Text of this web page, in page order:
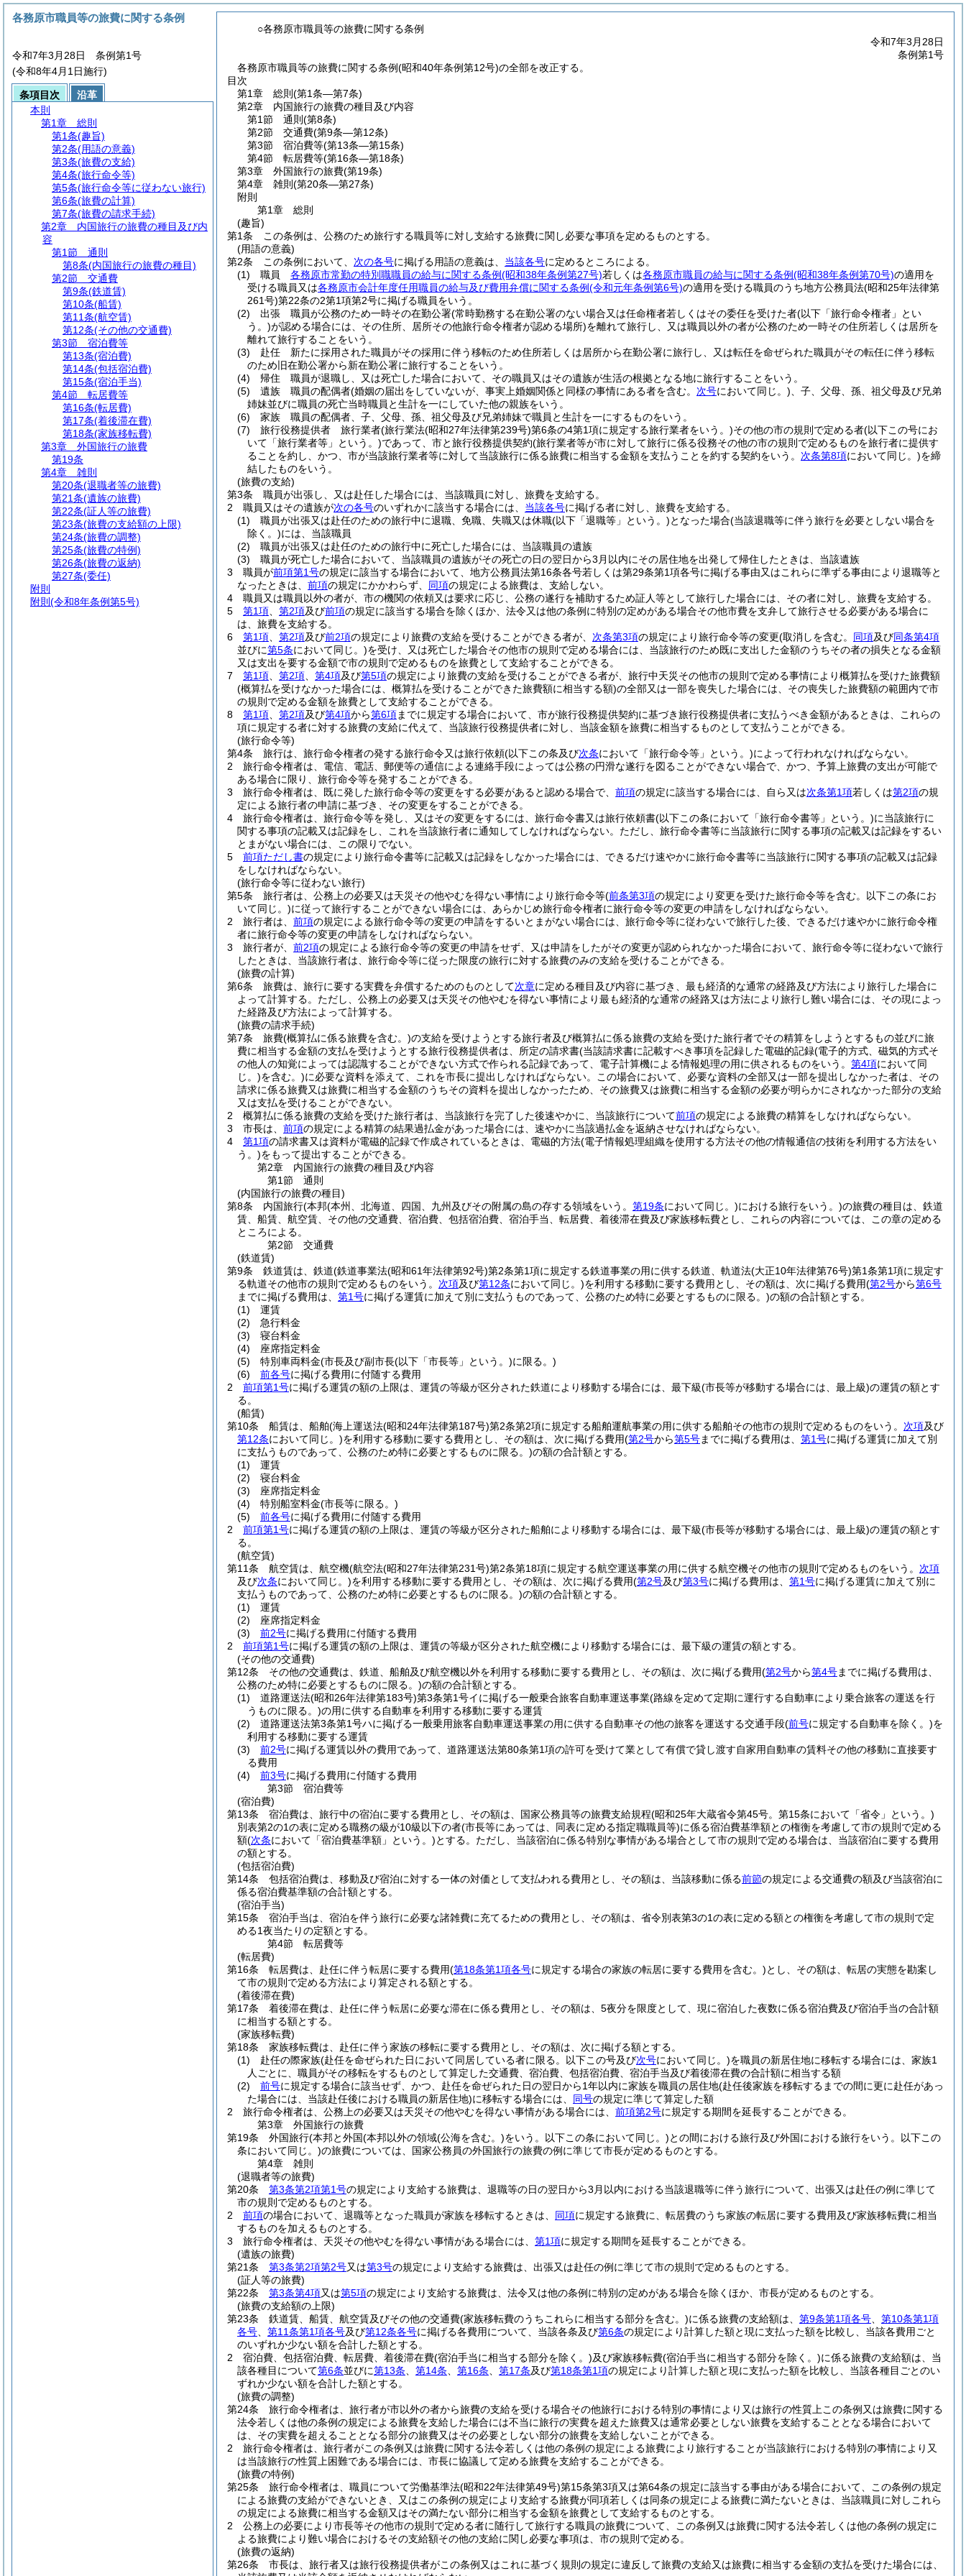
○各務原市職員等の旅費に関する条例
令和7年3月28日
条例第1号
各務原市職員等の旅費に関する条例(昭和40年条例第12号)の全部を改正する。
目次
第1章
総則 (第1条―第7条)
第2章
内国旅行の旅費の種目及び内容
第1節
通則 (第8条)
第2節
交通費(第9条―第12条)
第3節
宿泊費等(第13条―第15条)
第4節
転居費等(第16条―第18条)
第3章
外国旅行の旅費(第19条)
第4章
雑則 (第20条―第27条)
附則
第1章
総則
(趣旨)
第1条
この条例は、公務のため旅行する職員等に対し支給する旅費に関し必要な事項を定めるものとする。
(用語の意義)
第2条
この条例において、 次の各号に掲げる用語の意義は、 当該各号に定めるところによる。
(1)
職員 各務原市常勤の特別職職員の給与に関する条例(昭和38年条例第27号)若しくは各務原市職員の給与に関する条例(昭和38年条例第70号)の適用を
受ける職員又は各務原市会計年度任用職員の給与及び費用弁償に関する条例(令和元年条例第6号)の適用を受ける職員のうち地方公務員法(昭和25年法律第
261号)第22条の2第1項第2号に掲げる職員をいう。
(2)
出張 職員が公務のため一時その在勤公署(常時勤務する在勤公署のない場合又は任命権者若しくはその委任を受けた者(以下「旅行命令権者」とい
う。)が認める場合には、その住所、居所その他旅行命令権者が認める場所)を離れて旅行し、又は職員以外の者が公務のため一時その住所若しくは居所を
離れて旅行することをいう。
(3)
赴任 新たに採用された職員がその採用に伴う移転のため住所若しくは居所から在勤公署に旅行し、又は転任を命ぜられた職員がその転任に伴う移転
のため旧在勤公署から新在勤公署に旅行することをいう。
(4)
帰住 職員が退職し、又は死亡した場合において、その職員又はその遺族が生活の根拠となる地に旅行することをいう。
(5)
遺族 職員の配偶者(婚姻の届出をしていないが、事実上婚姻関係と同様の事情にある者を含む。 次号において同じ。) 、子、父母、孫、祖父母及び兄弟
姉妹並びに職員の死亡当時職員と生計を一にしていた他の親族をいう。
(6)
家族 職員の配偶者、子、父母、孫、祖父母及び兄弟姉妹で職員と生計を一にするものをいう。
(7)
旅行役務提供者 旅行業者(旅行業法(昭和27年法律第239号)第6条の4第1項に規定する旅行業者をいう。)その他の市の規則で定める者(以下この号にお
いて「旅行業者等」という。)であって、市と旅行役務提供契約(旅行業者等が市に対して旅行に係る役務その他の市の規則で定めるものを旅行者に提供す
ることを約し、かつ、市が当該旅行業者等に対して当該旅行に係る旅費に相当する金額を支払うことを約する契約をいう。 次条第8項において同じ。)を締
結したものをいう。
(旅費の支給)
第3条
職員が出張し、又は赴任した場合には、当該職員に対し、旅費を支給する。
2
職員又はその遺族が次の各号のいずれかに該当する場合には、 当該各号に掲げる者に対し、旅費を支給する。
(1)
職員が出張又は赴任のための旅行中に退職、免職、失職又は休職(以下「退職等」という。)となった場合(当該退職等に伴う旅行を必要としない場合を
除く。)には、当該職員
(2)
職員が出張又は赴任のための旅行中に死亡した場合には、当該職員の遺族
(3)
職員が死亡した場合において、当該職員の遺族がその死亡の日の翌日から3月以内にその居住地を出発して帰住したときは、当該遺族
3
職員が前項第1号の規定に該当する場合において、地方公務員法第16条各号若しくは第29条第1項各号に掲げる事由又はこれらに準ずる事由により退職等と
なったときは、 前項の規定にかかわらず、 同項の規定による旅費は、支給しない。
4
職員又は職員以外の者が、市の機関の依頼又は要求に応じ、公務の遂行を補助するため証人等として旅行した場合には、その者に対し、旅費を支給する。
5
第1項 第2項及び前項の規定に該当する場合を除くほか、法令又は他の条例に特別の定めがある場合その他市費を支弁して旅行させる必要がある場合に
は、旅費を支給する。
6
第1項 第2項及び前2項の規定により旅費の支給を受けることができる者が、 次条第3項の規定により旅行命令等の変更(取消しを含む。 同項及び同条第4項
並びに第5条において同じ。)を受け、又は死亡した場合その他市の規則で定める場合には、当該旅行のため既に支出した金額のうちその者の損失となる金額
又は支出を要する金額で市の規則で定めるものを旅費として支給することができる。
7
第1項 第2項 第4項及び第5項の規定により旅費の支給を受けることができる者が、旅行中天災その他市の規則で定める事情により概算払を受けた旅費額
(概算払を受けなかった場合には、概算払を受けることができた旅費額に相当する額)の全部又は一部を喪失した場合には、その喪失した旅費額の範囲内で市
の規則で定める金額を旅費として支給することができる。
8
第1項 第2項及び第4項から第6項までに規定する場合において、市が旅行役務提供契約に基づき旅行役務提供者に支払うべき金額があるときは、これらの
項に規定する者に対する旅費の支給に代えて、当該旅行役務提供者に対し、当該金額を旅費に相当するものとして支払うことができる。
(旅行命令等)
第4条
旅行は、旅行命令権者の発する旅行命令又は旅行依頼(以下この条及び次条において「旅行命令等」という。)によって行われなければならない。
2
旅行命令権者は、電信、電話、郵便等の通信による連絡手段によっては公務の円滑な遂行を図ることができない場合で、かつ、予算上旅費の支出が可能で
ある場合に限り、旅行命令等を発することができる。
3
旅行命令権者は、既に発した旅行命令等の変更をする必要があると認める場合で、 前項の規定に該当する場合には、自ら又は次条第1項若しくは第2項の規
定による旅行者の申請に基づき、その変更をすることができる。
4
旅行命令権者は、旅行命令等を発し、又はその変更をするには、旅行命令書又は旅行依頼書(以下この条において「旅行命令書等」という。)に当該旅行に
関する事項の記載又は記録をし、これを当該旅行者に通知してしなければならない。 ただし、旅行命令書等に当該旅行に関する事項の記載又は記録をするい
とまがない場合には、この限りでない。
5
前項ただし書の規定により旅行命令書等に記載又は記録をしなかった場合には、できるだけ速やかに旅行命令書等に当該旅行に関する事項の記載又は記録
をしなければならない。
(旅行命令等に従わない旅行)
第5条
旅行者は、公務上の必要又は天災その他やむを得ない事情により旅行命令等(前条第3項の規定により変更を受けた旅行命令等を含む。以下この条にお
いて同じ。)に従って旅行することができない場合には、あらかじめ旅行命令権者に旅行命令等の変更の申請をしなければならない。
2
旅行者は、 前項の規定による旅行命令等の変更の申請をするいとまがない場合には、旅行命令等に従わないで旅行した後、できるだけ速やかに旅行命令権
者に旅行命令等の変更の申請をしなければならない。
3
旅行者が、 前2項の規定による旅行命令等の変更の申請をせず、又は申請をしたがその変更が認められなかった場合において、旅行命令等に従わないで旅行
したときは、当該旅行者は、旅行命令等に従った限度の旅行に対する旅費のみの支給を受けることができる。
(旅費の計算)
第6条
旅費は、旅行に要する実費を弁償するためのものとして次章に定める種目及び内容に基づき、最も経済的な通常の経路及び方法により旅行した場合に
よって計算する。 ただし、公務上の必要又は天災その他やむを得ない事情により最も経済的な通常の経路又は方法により旅行し難い場合には、その現によっ
た経路及び方法によって計算する。
(旅費の請求手続)
第7条
旅費(概算払に係る旅費を含む。)の支給を受けようとする旅行者及び概算払に係る旅費の支給を受けた旅行者でその精算をしようとするもの並びに旅
費に相当する金額の支払を受けようとする旅行役務提供者は、所定の請求書(当該請求書に記載すべき事項を記録した電磁的記録(電子的方式、磁気的方式そ
の他人の知覚によっては認識することができない方式で作られる記録であって、電子計算機による情報処理の用に供されるものをいう。 第4項において同
じ。)を含む。)に必要な資料を添えて、これを市長に提出しなければならない。
この場合において、必要な資料の全部又は一部を提出しなかった者は、その
請求に係る旅費又は旅費に相当する金額のうちその資料を提出しなかったため、その旅費又は旅費に相当する金額の必要が明らかにされなかった部分の支給
又は支払を受けることができない。
2
概算払に係る旅費の支給を受けた旅行者は、当該旅行を完了した後速やかに、当該旅行について前項の規定による旅費の精算をしなければならない。
3
市長は、 前項の規定による精算の結果過払金があった場合には、速やかに当該過払金を返納させなければならない。
4
第1項の請求書又は資料が電磁的記録で作成されているときは、電磁的方法(電子情報処理組織を使用する方法その他の情報通信の技術を利用する方法をい
う。)をもって提出することができる。
第2章
内国旅行の旅費の種目及び内容
第1節
通則
(内国旅行の旅費の種目)
第8条
内国旅行(本邦(本州、北海道、四国、九州及びその附属の島の存する領域をいう。 第19条において同じ。)における旅行をいう。)の旅費の種目は、鉄道
賃、船賃、航空賃、その他の交通費、宿泊費、包括宿泊費、宿泊手当、転居費、着後滞在費及び家族移転費とし、これらの内容については、この章の定める
ところによる。
第2節
交通費
(鉄道賃)
第9条
鉄道賃は、鉄道(鉄道事業法(昭和61年法律第92号)第2条第1項に規定する鉄道事業の用に供する鉄道、軌道法(大正10年法律第76号)第1条第1項に規定す
る軌道その他市の規則で定めるものをいう。 次項及び第12条において同じ。)を利用する移動に要する費用とし、その額は、次に掲げる費用(第2号から第6号
までに掲げる費用は、 第1号に掲げる運賃に加えて別に支払うものであって、公務のため特に必要とするものに限る。)の額の合計額とする。
(1)
運賃
(2)
急行料金
(3)
寝台料金
(4)
座席指定料金
(5)
特別車両料金(市長及び副市長(以下「市長等」という。)に限る。)
(6)
前各号に掲げる費用に付随する費用
2
前項第1号に掲げる運賃の額の上限は、運賃の等級が区分された鉄道により移動する場合には、最下級(市長等が移動する場合には、最上級)の運賃の額とす
る。
(船賃)
第10条
船賃は、船舶(海上運送法(昭和24年法律第187号)第2条第2項に規定する船舶運航事業の用に供する船舶その他市の規則で定めるものをいう。 次項及び
第12条において同じ。)を利用する移動に要する費用とし、その額は、次に掲げる費用(第2号から第5号までに掲げる費用は、 第1号に掲げる運賃に加えて別
に支払うものであって、公務のため特に必要とするものに限る。)の額の合計額とする。
(1)
運賃
(2)
寝台料金
(3)
座席指定料金
(4)
特別船室料金(市長等に限る。)
(5)
前各号に掲げる費用に付随する費用
2
前項第1号に掲げる運賃の額の上限は、運賃の等級が区分された船舶により移動する場合には、最下級(市長等が移動する場合には、最上級)の運賃の額とす
る。
(航空賃)
第11条
航空賃は、航空機(航空法(昭和27年法律第231号)第2条第18項に規定する航空運送事業の用に供する航空機その他市の規則で定めるものをいう。 次項
及び次条において同じ。)を利用する移動に要する費用とし、その額は、次に掲げる費用(第2号及び第3号に掲げる費用は、 第1号に掲げる運賃に加えて別に
支払うものであって、公務のため特に必要とするものに限る。)の額の合計額とする。
(1)
運賃
(2)
座席指定料金
(3)
前2号に掲げる費用に付随する費用
2
前項第1号に掲げる運賃の額の上限は、運賃の等級が区分された航空機により移動する場合には、最下級の運賃の額とする。
(その他の交通費)
第12条
その他の交通費は、鉄道、船舶及び航空機以外を利用する移動に要する費用とし、その額は、次に掲げる費用(第2号から第4号までに掲げる費用は、
公務のため特に必要とするものに限る。)の額の合計額とする。
(1)
道路運送法(昭和26年法律第183号)第3条第1号イに掲げる一般乗合旅客自動車運送事業(路線を定めて定期に運行する自動車により乗合旅客の運送を行
うものに限る。)の用に供する自動車を利用する移動に要する運賃
(2)
道路運送法第3条第1号ハに掲げる一般乗用旅客自動車運送事業の用に供する自動車その他の旅客を運送する交通手段(前号に規定する自動車を除く。)を
利用する移動に要する運賃
(3)
前2号に掲げる運賃以外の費用であって、道路運送法第80条第1項の許可を受けて業として有償で貸し渡す自家用自動車の賃料その他の移動に直接要す
る費用
(4)
前3号に掲げる費用に付随する費用
第3節
宿泊費等
(宿泊費)
第13条
宿泊費は、旅行中の宿泊に要する費用とし、その額は、国家公務員等の旅費支給規程(昭和25年大蔵省令第45号。第15条において「省令」という。)
別表第2の1の表に定める職務の級が10級以下の者(市長等にあっては、同表に定める指定職職員等)に係る宿泊費基準額との権衡を考慮して市の規則で定める
額(次条において「宿泊費基準額」という。)とする。 ただし、当該宿泊に係る特別な事情がある場合として市の規則で定める場合は、当該宿泊に要する費用
の額とする。
(包括宿泊費)
第14条
包括宿泊費は、移動及び宿泊に対する一体の対価として支払われる費用とし、その額は、当該移動に係る前節の規定による交通費の額及び当該宿泊に
係る宿泊費基準額の合計額とする。
(宿泊手当)
第15条
宿泊手当は、宿泊を伴う旅行に必要な諸雑費に充てるための費用とし、その額は、省令別表第3の1の表に定める額との権衡を考慮して市の規則で定
める1夜当たりの定額とする。
第4節
転居費等
(転居費)
第16条
転居費は、赴任に伴う転居に要する費用(第18条第1項各号に規定する場合の家族の転居に要する費用を含む。)とし、その額は、転居の実態を勘案し
て市の規則で定める方法により算定される額とする。
(着後滞在費)
第17条
着後滞在費は、赴任に伴う転居に必要な滞在に係る費用とし、その額は、5夜分を限度として、現に宿泊した夜数に係る宿泊費及び宿泊手当の合計額
に相当する額とする。
(家族移転費)
第18条
家族移転費は、赴任に伴う家族の移転に要する費用とし、その額は、次に掲げる額とする。
(1)
赴任の際家族(赴任を命ぜられた日において同居している者に限る。以下この号及び次号において同じ。)を職員の新居住地に移転する場合には、家族1
人ごとに、職員がその移転をするものとして算定した交通費、宿泊費、包括宿泊費、宿泊手当及び着後滞在費の合計額に相当する額
(2)
前号に規定する場合に該当せず、かつ、赴任を命ぜられた日の翌日から1年以内に家族を職員の居住地(赴任後家族を移転するまでの間に更に赴任があっ
た場合には、当該赴任後における職員の新居住地)に移転する場合には、 同号の規定に準じて算定した額
2
旅行命令権者は、公務上の必要又は天災その他やむを得ない事情がある場合には、 前項第2号に規定する期間を延長することができる。
第3章
外国旅行の旅費
第19条
外国旅行(本邦と外国(本邦以外の領域(公海を含む。)をいう。以下この条において同じ。)との間における旅行及び外国における旅行をいう。以下この
条において同じ。)の旅費については、国家公務員の外国旅行の旅費の例に準じて市長が定めるものとする。
第4章
雑則
(退職者等の旅費)
第20条
第3条第2項第1号の規定により支給する旅費は、退職等の日の翌日から3月以内における当該退職等に伴う旅行について、出張又は赴任の例に準じて
市の規則で定めるものとする。
2
前項の場合において、退職等となった職員が家族を移転するときは、 同項に規定する旅費に、転居費のうち家族の転居に要する費用及び家族移転費に相当
するものを加えるものとする。
3
旅行命令権者は、天災その他やむを得ない事情がある場合には、 第1項に規定する期間を延長することができる。
(遺族の旅費)
第21条
第3条第2項第2号又は第3号の規定により支給する旅費は、出張又は赴任の例に準じて市の規則で定めるものとする。
(証人等の旅費)
第22条
第3条第4項又は第5項の規定により支給する旅費は、法令又は他の条例に特別の定めがある場合を除くほか、市長が定めるものとする。
(旅費の支給額の上限)
第23条
鉄道賃、船賃、航空賃及びその他の交通費(家族移転費のうちこれらに相当する部分を含む。)に係る旅費の支給額は、 第9条第1項各号
第10条第1項
各号
第11条第1項各号及び第12条各号に掲げる各費用について、当該各条及び第6条の規定により計算した額と現に支払った額を比較し、当該各費用ごと
のいずれか少ない額を合計した額とする。
2
宿泊費、包括宿泊費、転居費、着後滞在費(宿泊手当に相当する部分を除く。)及び家族移転費(宿泊手当に相当する部分を除く。)に係る旅費の支給額は、当
該各種目について第6条並びに第13条 第14条 第16条 第17条及び第18条第1項の規定により計算した額と現に支払った額を比較し、当該各種目ごとのい
ずれか少ない額を合計した額とする。
(旅費の調整)
第24条
旅行命令権者は、旅行者が市以外の者から旅費の支給を受ける場合その他旅行における特別の事情により又は旅行の性質上この条例又は旅費に関する
法令若しくは他の条例の規定による旅費を支給した場合には不当に旅行の実費を超えた旅費又は通常必要としない旅費を支給することとなる場合において
は、その実費を超えることとなる部分の旅費又はその必要としない部分の旅費を支給しないことができる。
2
旅行命令権者は、旅行者がこの条例又は旅費に関する法令若しくは他の条例の規定による旅費により旅行することが当該旅行における特別の事情により又
は当該旅行の性質上困難である場合には、市長に協議して定める旅費を支給することができる。
(旅費の特例)
第25条
旅行命令権者は、職員について労働基準法(昭和22年法律第49号)第15条第3項又は第64条の規定に該当する事由がある場合において、この条例の規定
による旅費の支給ができないとき、又はこの条例の規定により支給する旅費が同項若しくは同条の規定による旅費に満たないときは、当該職員に対しこれら
の規定による旅費に相当する金額又はその満たない部分に相当する金額を旅費として支給するものとする。
2
公務上の必要により市長等その他市の規則で定める者に随行して旅行する職員の旅費について、この条例又は旅費に関する法令若しくは他の条例の規定に
よる旅費により難い場合におけるその支給額その他の支給に関し必要な事項は、市の規則で定める。
(旅費の返納)
第26条
市長は、旅行者又は旅行役務提供者がこの条例又はこれに基づく規則の規定に違反して旅費の支給又は旅費に相当する金額の支払を受けた場合には、
各務原市職員等の旅費に関する条例
令和7年3月28日 条例第1号
(令和8年4月1日施行)
条項目次
沿革
本則
第1章
総則
第1条(趣旨)
第2条(用語の意義)
第3条(旅費の支給)
第4条(旅行命令等)
第5条(旅行命令等に従わない旅行)
第6条(旅費の計算)
第7条(旅費の請求手続)
第2章
内国旅行の旅費の種目及び内
容
第1節
通則
第8条(内国旅行の旅費の種目)
第2節
交通費
第9条(鉄道賃)
第10条(船賃)
第11条(航空賃)
第12条(その他の交通費)
第3節
宿泊費等
第13条(宿泊費)
第14条(包括宿泊費)
第15条(宿泊手当)
第4節
転居費等
第16条(転居費)
第17条(着後滞在費)
第18条(家族移転費)
第3章
外国旅行の旅費
第19条
第4章
雑則
第20条(退職者等の旅費)
第21条(遺族の旅費)
第22条(証人等の旅費)
第23条(旅費の支給額の上限)
第24条(旅費の調整)
第25条(旅費の特例)
第26条(旅費の返納)
第27条(委任)
附則
附則 (令和8年条例第5号)